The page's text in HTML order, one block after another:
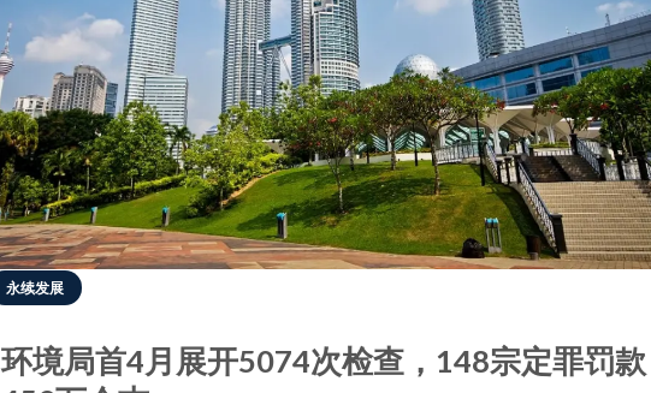
永续发展
环境局首4月展开5074次检查，148宗定罪罚款